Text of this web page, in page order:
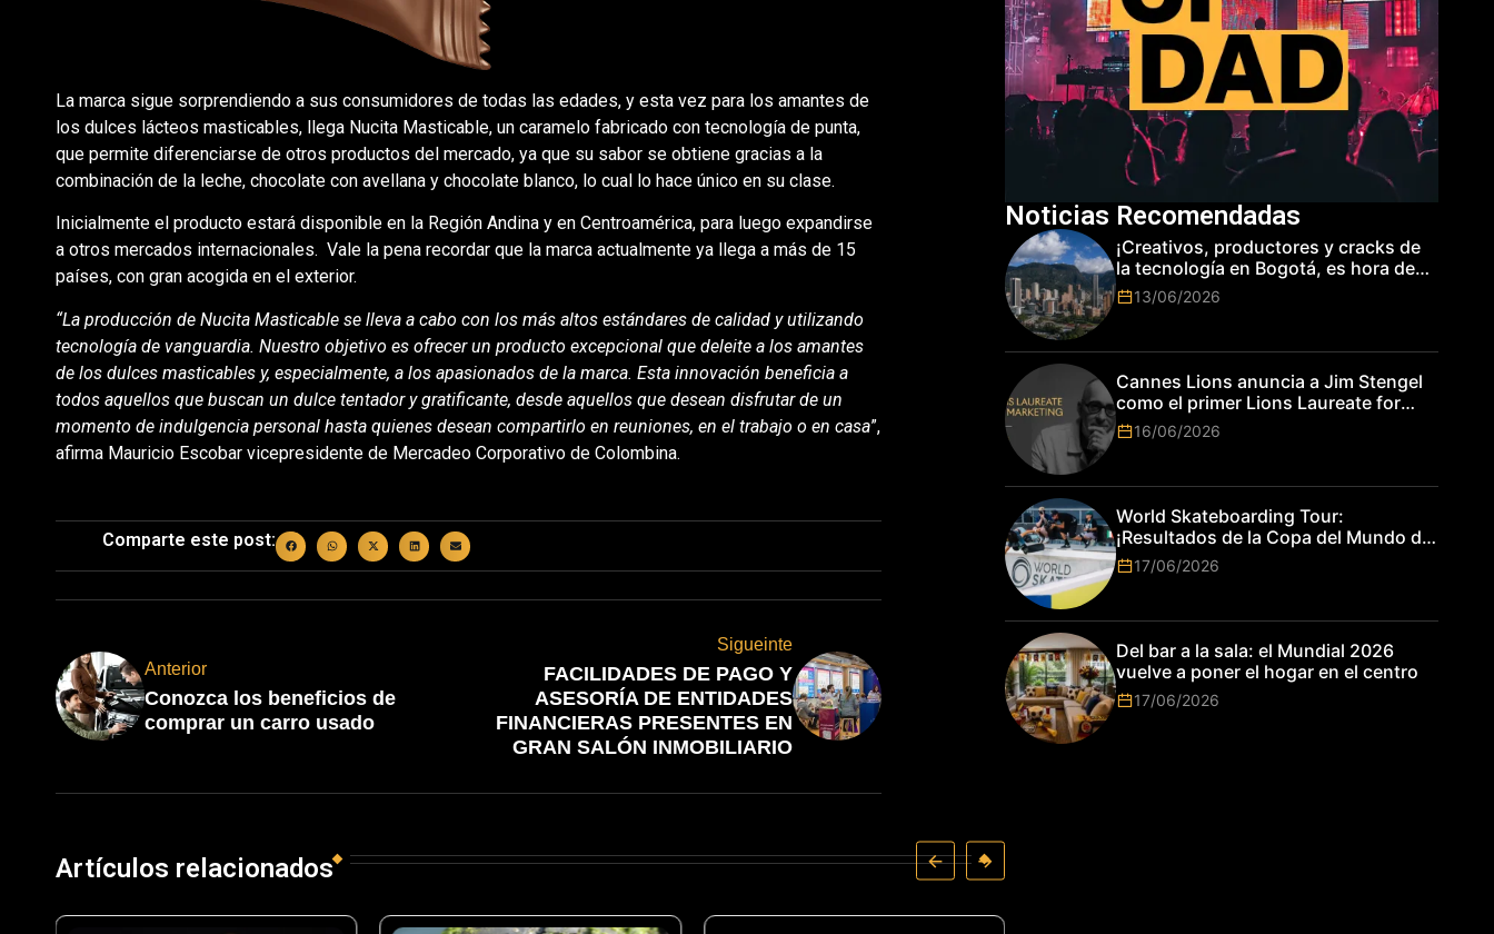
La marca sigue sorprendiendo a sus consumidores de todas las edades, y esta vez para los amantes de
los dulces lácteos masticables, llega Nucita Masticable, un caramelo fabricado con tecnología de punta,
que permite diferenciarse de otros productos del mercado, ya que su sabor se obtiene gracias a la
combinación de la leche, chocolate con avellana y chocolate blanco, lo cual lo hace único en su clase.
Inicialmente el producto estará disponible en la Región Andina y en Centroamérica, para luego expandirse
a otros mercados internacionales. Vale la pena recordar que la marca actualmente ya llega a más de 15
países, con gran acogida en el exterior.
“La producción de Nucita Masticable se lleva a cabo con los más altos estándares de calidad y utilizando
tecnología de vanguardia. Nuestro objetivo es ofrecer un producto excepcional que deleite a los amantes
de los dulces masticables y, especialmente, a los apasionados de la marca. Esta innovación beneficia a
todos aquellos que buscan un dulce tentador y gratificante, desde aquellos que desean disfrutar de un
momento de indulgencia personal hasta quienes desean compartirlo en reuniones, en el trabajo o en casa”,
afirma Mauricio Escobar vicepresidente de Mercadeo Corporativo de Colombina.
Comparte este post:
Anterior
Conozca los beneficios de
comprar un carro usado
Sigueinte
FACILIDADES DE PAGO Y
ASESORÍA DE ENTIDADES
FINANCIERAS PRESENTES EN
GRAN SALÓN INMOBILIARIO
Artículos relacionados
Noticias Recomendadas
¡Creativos, productores y cracks de
la tecnología en Bogotá, es hora de
subir de nivel! Las marcas más top
del mundo esperan por su talento.
13/06/2026
Cannes Lions anuncia a Jim Stengel
como el primer Lions Laureate for
Marketing
16/06/2026
World Skateboarding Tour:
¡Resultados de la Copa del Mundo de
Park de Roma 2026!
17/06/2026
Del bar a la sala: el Mundial 2026
vuelve a poner el hogar en el centro
17/06/2026